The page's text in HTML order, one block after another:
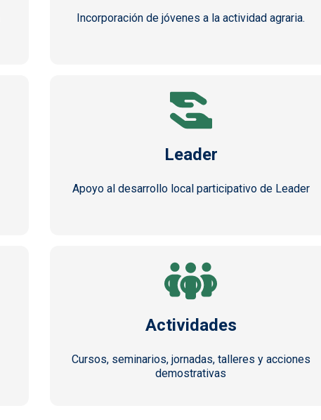
Incorporación de jóvenes a la actividad agraria.
Leader
Apoyo al desarrollo local participativo de Leader
Actividades
Cursos, seminarios, jornadas, talleres y acciones
demostrativas